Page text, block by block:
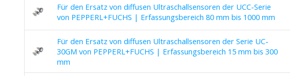
Für den Ersatz von diffusen Ultraschallsensoren der UCC-Serie
von PEPPERL+FUCHS | Erfassungsbereich 80 mm bis 1000 mm
Für den Ersatz von diffusen Ultraschallsensoren der Serie UC-
30GM von PEPPERL+FUCHS | Erfassungsbereich 15 mm bis 300
mm